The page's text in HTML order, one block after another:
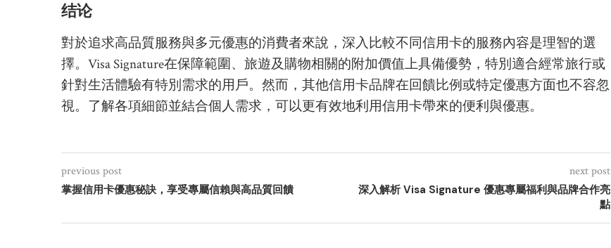
结论
對於追求高品質服務與多元優惠的消費者來說，深入比較不同信用卡的服務內容是理智的選
擇。Visa Signature在保障範圍、旅遊及購物相關的附加價值上具備優勢，特別適合經常旅行或
針對生活體驗有特別需求的用戶。然而，其他信用卡品牌在回饋比例或特定優惠方面也不容忽
視。了解各項細節並結合個人需求，可以更有效地利用信用卡帶來的便利與優惠。
previous post
掌握信用卡優惠秘訣，享受專屬信賴與高品質回饋
next post
深入解析 Visa Signature 優惠專屬福利與品牌合作亮
點